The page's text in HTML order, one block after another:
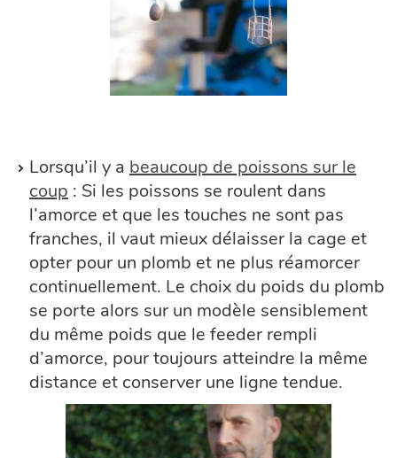
Lorsqu’il y a beaucoup de poissons sur le
coup : Si les poissons se roulent dans
l’amorce et que les touches ne sont pas
franches, il vaut mieux délaisser la cage et
opter pour un plomb et ne plus réamorcer
continuellement. Le choix du poids du plomb
se porte alors sur un modèle sensiblement
du même poids que le feeder rempli
d’amorce, pour toujours atteindre la même
distance et conserver une ligne tendue.